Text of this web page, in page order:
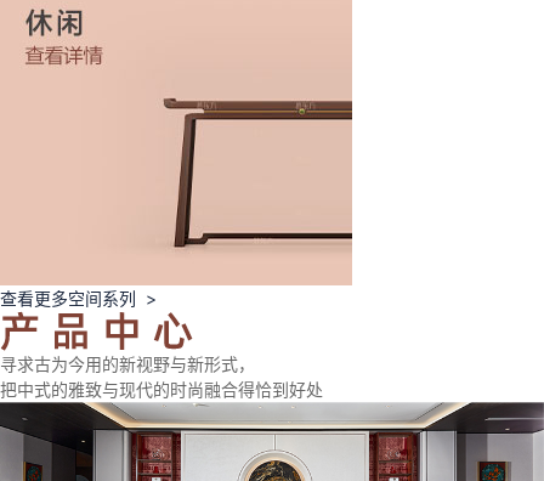
查看更多空间系列 >
寻求古为今用的新视野与新形式，
把中式的雅致与现代的时尚融合得恰到好处